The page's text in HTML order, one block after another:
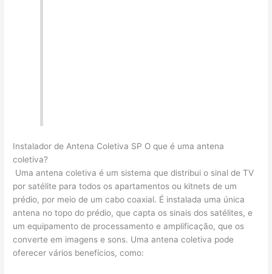
Instalador de Antena Coletiva SP O que é uma antena
coletiva?
Uma antena coletiva é um sistema que distribui o sinal de TV
por satélite para todos os apartamentos ou kitnets de um
prédio, por meio de um cabo coaxial. É instalada uma única
antena no topo do prédio, que capta os sinais dos satélites, e
um equipamento de processamento e amplificação, que os
converte em imagens e sons. Uma antena coletiva pode
oferecer vários benefícios, como: